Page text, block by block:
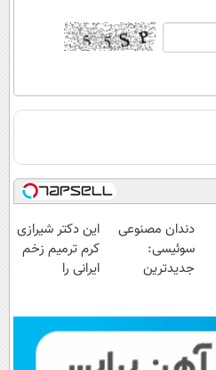
دندان مصنوعی
سوئیسی:
جدیدترین
پرداخت قسطی
این دکتر شیرازی
کرم ترمیم زخم
ایرانی را